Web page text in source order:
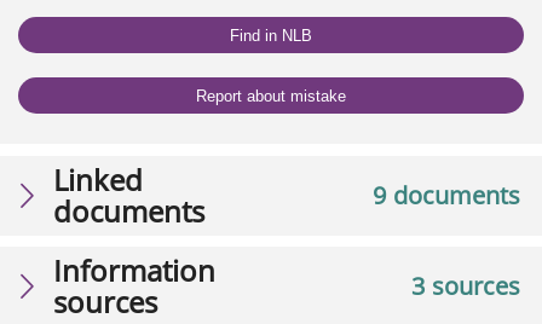
Find in NLB
Report about mistake
9 documents
Linked
documents
3 sources
Information
sources